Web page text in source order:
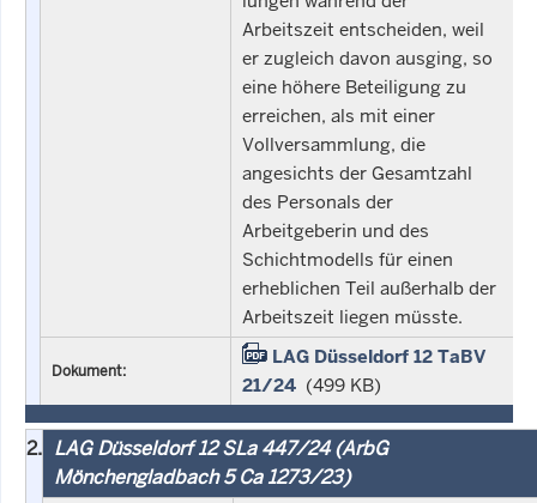
Arbeitszeit entscheiden, weil
er zugleich davon ausging, so
eine höhere Beteiligung zu
erreichen, als mit einer
Vollversammlung, die
angesichts der Gesamtzahl
des Personals der
Arbeitgeberin und des
Schichtmodells für einen
erheblichen Teil außerhalb der
Arbeitszeit liegen müsste.
Dokument:
LAG Düsseldorf 12 TaBV
21/24 (499 KB)
2. LAG Düsseldorf 12 SLa 447/24 (ArbG
Mönchengladbach 5 Ca 1273/23)